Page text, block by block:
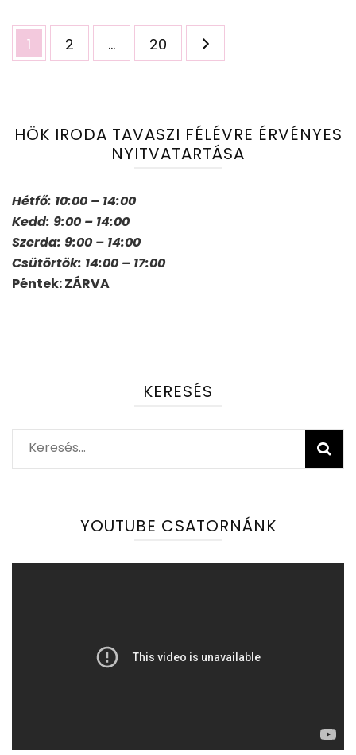
Bejegyzések
lapozása
Oldal
1 Oldal
2 … Oldal
20
HÖK IRODA TAVASZI FÉLÉVRE ÉRVÉNYES
NYITVATARTÁSA
Hétfő: 10:00 – 14:00
Kedd: 9:00 – 14:00
Szerda: 9:00 – 14:00
Csütörtök: 14:00 – 17:00
Péntek: ZÁRVA
KERESÉS
Keresés:
YOUTUBE CSATORNÁNK